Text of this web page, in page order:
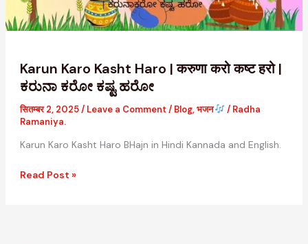
Karun Karo Kasht Haro | करुणा करो कष्ट हरो |
ಕರುನಾ ಕರೋ ಕಷ್ಟ ಹರೋ
सितम्बर 2, 2025/ Leave a Comment / Blog,भजन / Radha
Ramaniya.
Karun Karo Kasht Haro BHajn in Hindi Kannada and English.
हरो
|
ಕರೋ
ಕಷ್ಟ
ಹರೋ
Read Post »